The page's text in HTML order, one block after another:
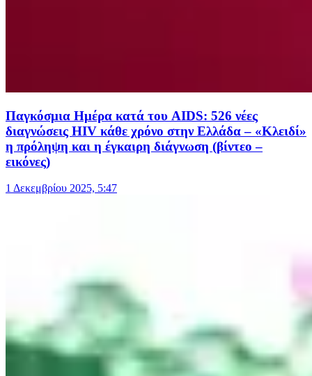
Παγκόσμια Ημέρα κατά του AIDS: 526 νέες
διαγνώσεις HIV κάθε χρόνο στην Ελλάδα – «Κλειδί»
η πρόληψη και η έγκαιρη διάγνωση (βίντεο –
εικόνες)
1 Δεκεμβρίου 2025, 5:47